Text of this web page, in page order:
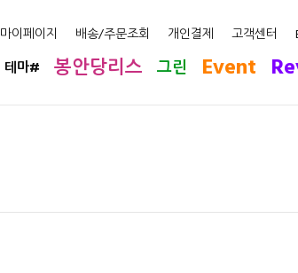
마이페이지 배송/주문조회 개인결제 고객센터
테마# 봉안당리스 그린 Event